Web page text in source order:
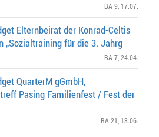
BA 9 , 17.07.
Elternbeirat der Konrad-Celtis
„Sozialtraining für die 3. Jahrg
BA 7 , 24.04.
QuarterM gGmbH,
Pasing Familienfest / Fest der
BA 21 , 18.06.